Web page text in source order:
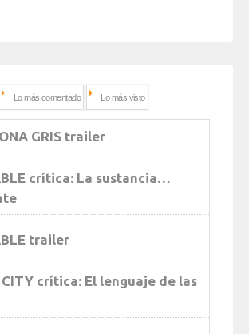
Lo más comentado Lo más visto
GRIS trailer
crítica: La sustancia…
trailer
CITY crítica: El lenguaje de las